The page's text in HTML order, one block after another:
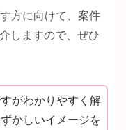
方に向けて、案件
しますので、ぜひ
がわかりやすく解
かしいイメージを